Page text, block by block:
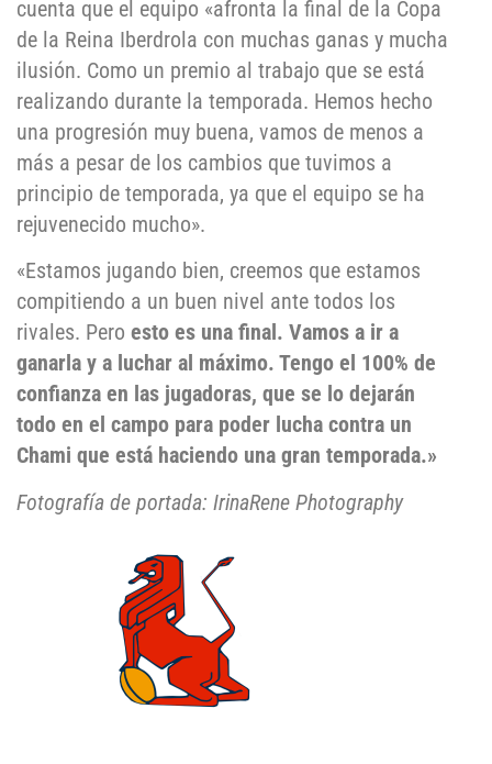
cuenta que el equipo «afronta la final de la Copa
de la Reina Iberdrola con muchas ganas y mucha
ilusión. Como un premio al trabajo que se está
realizando durante la temporada. Hemos hecho
una progresión muy buena, vamos de menos a
más a pesar de los cambios que tuvimos a
principio de temporada, ya que el equipo se ha
rejuvenecido mucho».
«Estamos jugando bien, creemos que estamos
compitiendo a un buen nivel ante todos los
rivales. Pero esto es una final. Vamos a ir a
ganarla y a luchar al máximo. Tengo el 100% de
confianza en las jugadoras, que se lo dejarán
todo en el campo para poder lucha contra un
Chami que está haciendo una gran temporada.»
Fotografía de portada: IrinaRene Photography